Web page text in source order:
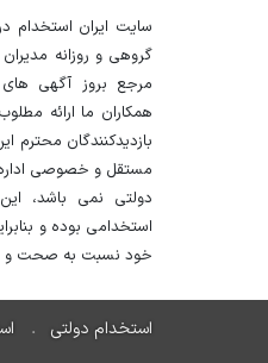
گروهی و روزانه
مرجع بروز آگهی
همکاران ما ارائه
بازدیدکنندگان
مستقل و خصوصی اداره
دولتی نمی باشد،
استخدامی بوده و
خود نسبت به صحت و
استخدام دولتی